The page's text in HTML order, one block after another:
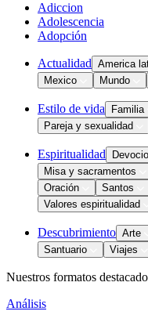
Adiccion
Adolescencia
Adopción
Actualidad America
Mexico
Mundo
Estilo de vida Familia
Pareja y sexualidad
Espiritualidad
Misa y sacramentos
Oración
Santos
Valores espiritualidad
Descubrimiento Arte
Santuario
Viajes
Nuestros formatos
Análisis